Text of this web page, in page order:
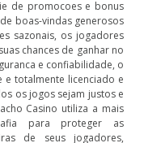
de promocoes e bonus
boas-vindas generosos
sazonais, os jogadores
chances de ganhar no
e confiabilidade, o
e totalmente licenciado e
os jogos sejam justos e
Casino utiliza a mais
para proteger as
de seus jogadores,